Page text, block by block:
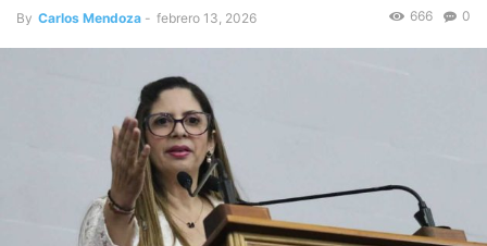
By Carlos Mendoza - febrero 13, 2026 0
666